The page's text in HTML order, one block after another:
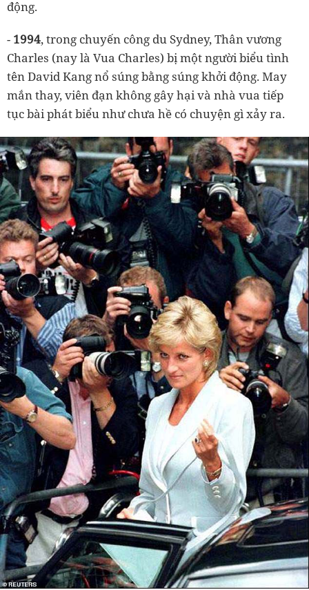
động.
- 1994, trong chuyến công du Sydney, Thân vương
Charles (nay là Vua Charles) bị một người biểu tình
tên David Kang nổ súng bằng súng khởi động. May
mắn thay, viên đạn không gây hại và nhà vua tiếp
tục bài phát biểu như chưa hề có chuyện gì xảy ra.